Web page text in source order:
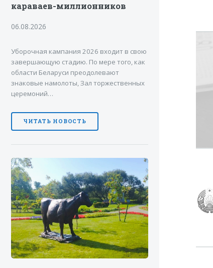
караваев-миллионников
06.08.2026
Уборочная кампания 2026 входит в свою
завершающую стадию. По мере того, как
области Беларуси преодолевают
знаковые намолоты, Зал торжественных
церемоний…
ЧИТАТЬ НОВОСТЬ